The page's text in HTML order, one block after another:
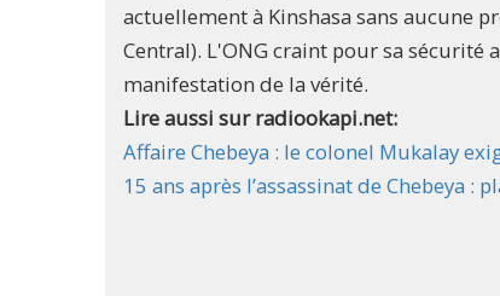
actuellement à Kinshasa sans aucune
Central). L'ONG craint pour sa sécurité
manifestation de la vérité.
Lire aussi sur radiookapi.net:
Affaire Chebeya : le colonel Mukalay
15 ans après l’assassinat de Chebeya